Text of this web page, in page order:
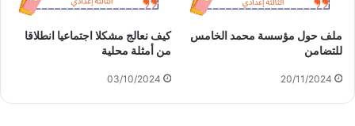
ملف حول مؤسسة محمد الخامس
للتضامن
20/11/2024
كيف نعالج مشكلا اجتماعيا انطلاقا
من أمثلة محلية
03/10/2024